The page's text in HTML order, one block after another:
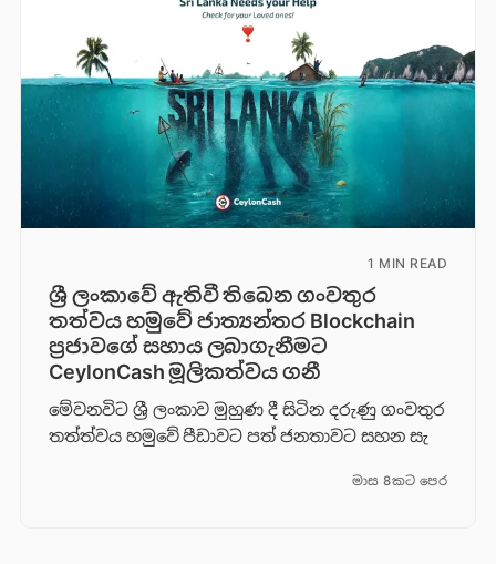
1 MIN READ
ශ්‍රී ලංකාවේ ඇතිවී තිබෙන ගංවතුර
තත්වය හමුවේ ජාත්‍යන්තර Blockchain
ප්‍රජාවගේ සහාය ලබාගැනීමට
CeylonCash මූලිකත්වය ග​නී
මේවනවිට ශ්‍රී ලංකාව මුහුණ දී සිටින දරුණු ගංවතුර
තත්ත්වය හමුවේ පීඩාවට පත් ජනතාවට සහන සැ
මාස 8කට පෙර